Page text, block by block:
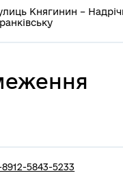
Княгинин –
5843-5233